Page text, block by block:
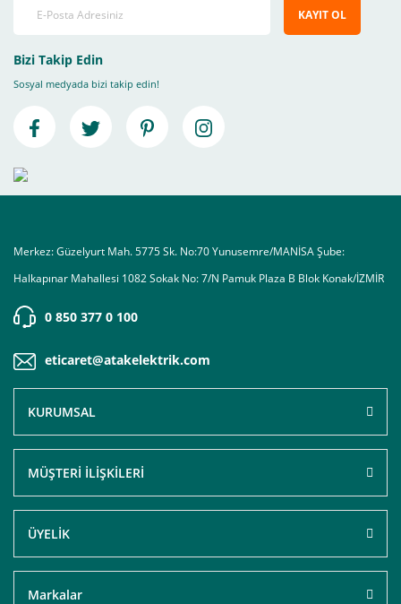
KAYIT OL
Bizi Takip Edin
Sosyal medyada bizi takip edin!
Merkez: Güzelyurt Mah. 5775 Sk. No:70 Yunusemre/MANİSA Şube:
Halkapınar Mahallesi 1082 Sokak No: 7/N Pamuk Plaza B Blok Konak/İZMİR
0 850 377 0 100
eticaret@atakelektrik.com
KURUMSAL
MÜŞTERİ İLİŞKİLERİ
ÜYELİK
Markalar